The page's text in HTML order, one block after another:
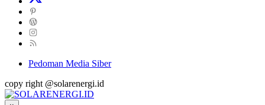
Pedoman Media Siber
copy right @solarenergi.id